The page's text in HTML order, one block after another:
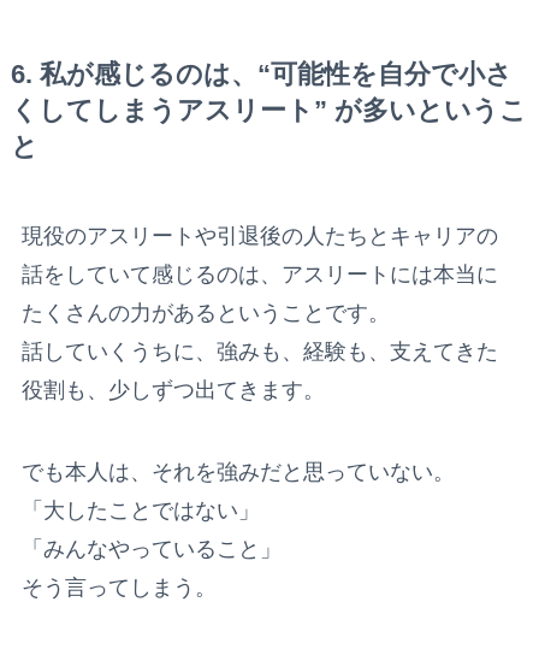
6. 私が感じるのは、“可能性を自分で小さ
くしてしまうアスリート” が多いというこ
と
現役のアスリートや引退後の人たちとキャリアの
話をしていて感じるのは、アスリートには本当に
たくさんの力があるということです。
話していくうちに、強みも、経験も、支えてきた
役割も、少しずつ出てきます。
でも本人は、それを強みだと思っていない。
「大したことではない」
「みんなやっていること」
そう言ってしまう。